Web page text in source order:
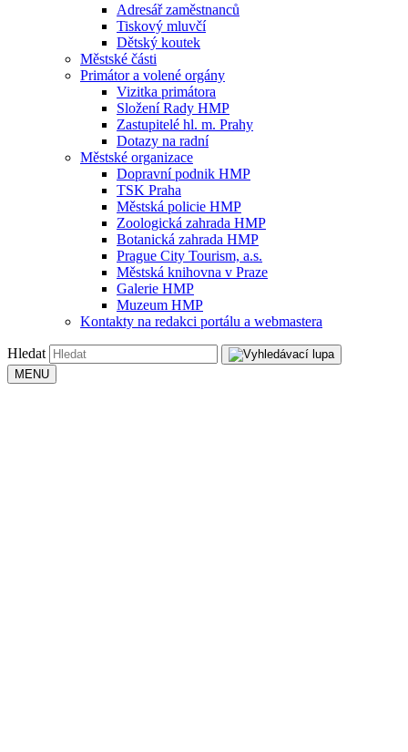
Adresář zaměstnanců
Tiskový mluvčí
Dětský koutek
Městské části
Primátor a volené orgány
Vizitka primátora
Složení Rady HMP
Zastupitelé hl. m. Prahy
Dotazy na radní
Městské organizace
Dopravní podnik HMP
TSK Praha
Městská policie HMP
Zoologická zahrada HMP
Botanická zahrada HMP
Prague City Tourism, a.s.
Městská knihovna v Praze
Galerie HMP
Muzeum HMP
Kontakty na redakci portálu a webmastera
Hledat
MENU